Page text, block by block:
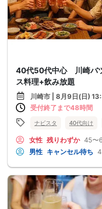
40代50代中心 川崎バ
ス料理+飲み放題
川崎市 | 8月9日(日)
受付終了まで48時間
ナビスタ 40代向け
女性 残りわずか 45〜
男性 キャンセル待ち